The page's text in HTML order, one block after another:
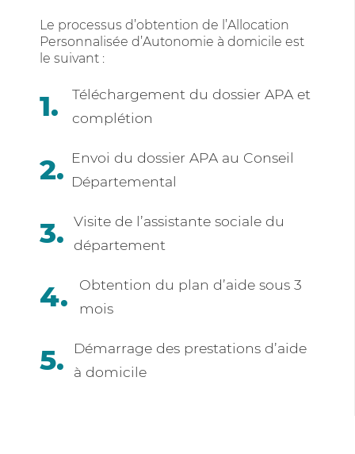
Le processus d’obtention de l’Allocation
Personnalisée d’Autonomie à domicile est
le suivant :
Téléchargement du dossier APA et
complétion
Envoi du dossier APA au Conseil
Départemental
Visite de l’assistante sociale du
département
Obtention du plan d’aide sous 3
mois
Démarrage des prestations d’aide
à domicile